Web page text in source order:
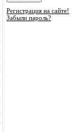
Регистрация на сайте!
Забыли пароль?